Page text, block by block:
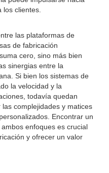
clientes.
las plataformas de
de fabricación
cero, sino más bien
sinergias entre la
Si bien los sistemas de
la velocidad y la
todavía quedan
complejidades y matices
Encontrar un
enfoques es crucial
y ofrecer un valor